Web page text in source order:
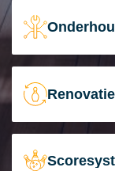
Renovatie